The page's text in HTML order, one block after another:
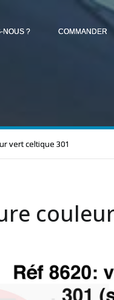
NOUS ? COMMANDER
vert celtique 301